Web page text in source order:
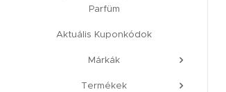
Parfüm
Aktuális Kuponkódok
Márkák
Termékek